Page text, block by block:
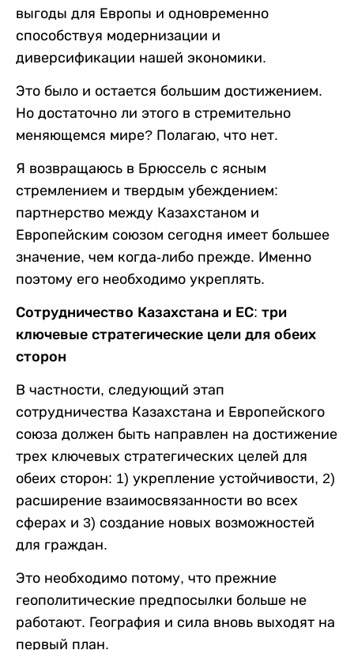
выгоды для Европы и одновременно
способствуя модернизации и
диверсификации нашей экономики.
Это было и остается большим достижением.
Но достаточно ли этого в стремительно
меняющемся мире? Полагаю, что нет.
Я возвращаюсь в Брюссель с ясным
стремлением и твердым убеждением:
партнерство между Казахстаном и
Европейским союзом сегодня имеет большее
значение, чем когда-либо прежде. Именно
поэтому его необходимо укреплять.
Сотрудничество Казахстана и ЕС: три
ключевые стратегические цели для обеих
сторон
В частности, следующий этап
сотрудничества Казахстана и Европейского
союза должен быть направлен на достижение
трех ключевых стратегических целей для
обеих сторон: 1) укрепление устойчивости, 2)
расширение взаимосвязанности во всех
сферах и 3) создание новых возможностей
для граждан.
Это необходимо потому, что прежние
геополитические предпосылки больше не
работают. География и сила вновь выходят на
первый план.